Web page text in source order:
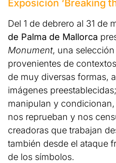
Exposición ‘Breaking
Del 1 de debrero al 31 de
de Palma de Mallorca
Monument, una
provenientes de
de muy diversas formas,
imágenes
manipulan y
nos reprueban y nos
creadoras que trabajan
también desde el ataque
de los símbolos.